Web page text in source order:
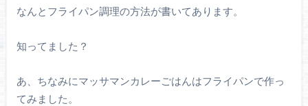
なんとフライパン調理の方法が書いてあります。
知ってました？
あ、ちなみにマッサマンカレーごはんはフライパンで作っ
てみました。